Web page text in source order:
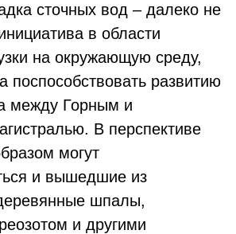
сточных вод – далеко не
в области
на окружающую среду,
поспособствовать развитию
между Горным и
В перспективе
могут
и вышедшие из
шпалы,
и другими